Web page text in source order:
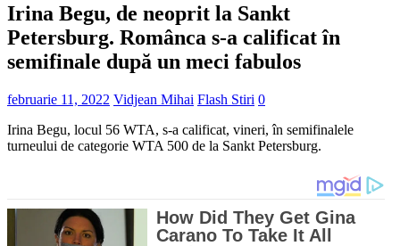
Irina Begu, de neoprit la Sankt
Petersburg. Românca s-a calificat în
semifinale după un meci fabulos
februarie 11, 2022 Vidjean Mihai Flash Stiri 0
Irina Begu, locul 56 WTA, s-a calificat, vineri, în semifinalele
turneului de categorie WTA 500 de la Sankt Petersburg.